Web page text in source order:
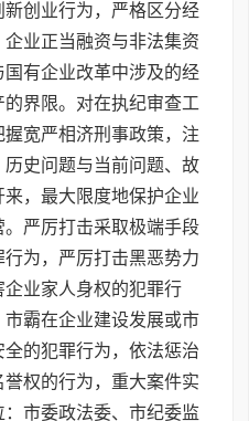
创业行为，严格区分经
业正当融资与非法集资
有企业改革中涉及的经
界限。对在执纪审查工
宽严相济刑事政策，注
史问题与当前问题、故
，最大限度地保护企业
严厉打击采取极端手段
为，严厉打击黑恶势力
业家人身权的犯罪行
霸在企业建设发展或市
的犯罪行为，依法惩治
权的行为，重大案件实
市委政法委、市纪委监